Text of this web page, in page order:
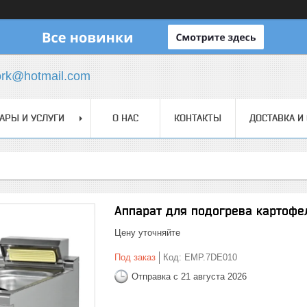
И УСЛУГИ О НАС КОНТАКТЫ ДОСТАВКА И
Аппарат для подогрева
Цену уточняйте
Под заказ Код: EMP.7DE010
Отправка с 21 августа 2026